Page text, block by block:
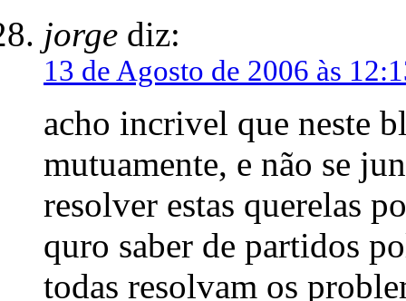
jorge diz:
13 de Agosto de 2006 às
acho incrivel que neste
mutuamente, e não se
resolver estas querelas
quro saber de partidos
todas resolvam os